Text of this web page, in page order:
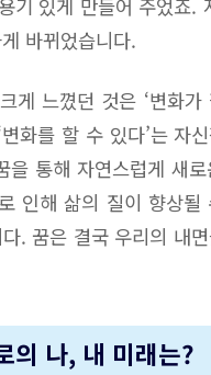
기 있게 만들어 주었죠.
바뀌었습니다.
게 느꼈던 것은 ‘변화가
화를 할 수 있다’는 자
을 통해 자연스럽게 새
인해 삶의 질이 향상될
. 꿈은 결국 우리의 내
의 나, 내 미래는?